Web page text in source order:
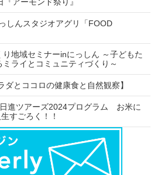
んスタジオアグリ「FOOD
り地域セミナーinにっしん ～子どもた
ライとコミュニティづくり～
ダとココロの健康食と自然観察】
進ツアーズ2024プログラム お米に
すごろく！！